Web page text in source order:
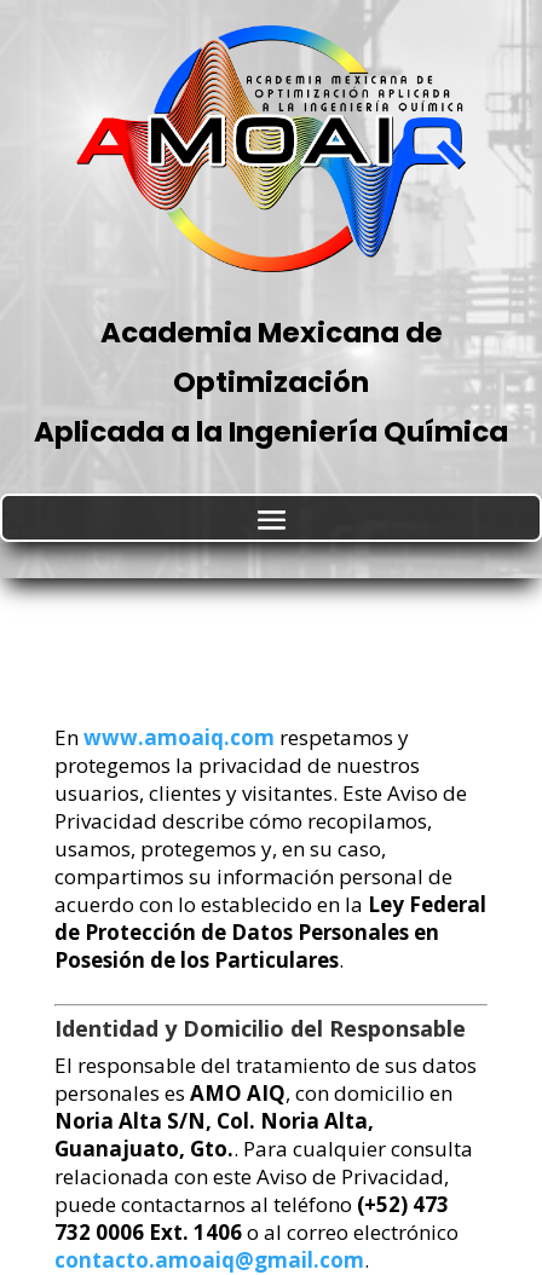
Academia Mexicana de
Optimización
Aplicada a la Ingeniería Química
Enwww.amoaiq.com respetamos y
protegemos la privacidad de nuestros
usuarios, clientes y visitantes. Este Aviso de
Privacidad describe cómo recopilamos,
usamos, protegemos y, en su caso,
compartimos su información personal de
acuerdo con lo establecido en la Ley Federal
de Protección de Datos Personales en
Posesión de los Particulares.
Identidad y Domicilio del Responsable
El responsable del tratamiento de sus datos
personales es AMO AIQ, con domicilio en
Noria Alta S/N, Col. Noria Alta,
Guanajuato, Gto.. Para cualquier consulta
relacionada con este Aviso de Privacidad,
puede contactarnos al teléfono (+52) 473
732 0006 Ext. 1406o al correo electrónico
contacto.amoaiq@gmail.com.